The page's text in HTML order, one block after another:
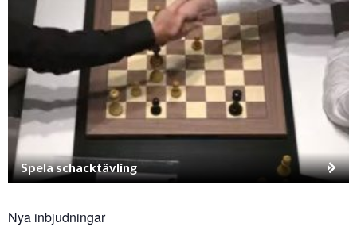
Spela schacktävling
Nya inbjudningar